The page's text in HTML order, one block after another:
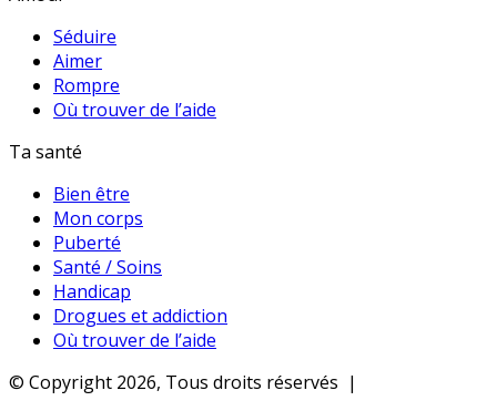
Séduire
Aimer
Rompre
Où trouver de l’aide
Ta santé
Bien être
Mon corps
Puberté
Santé / Soins
Handicap
Drogues et addiction
Où trouver de l’aide
© Copyright 2026, Tous droits réservés |